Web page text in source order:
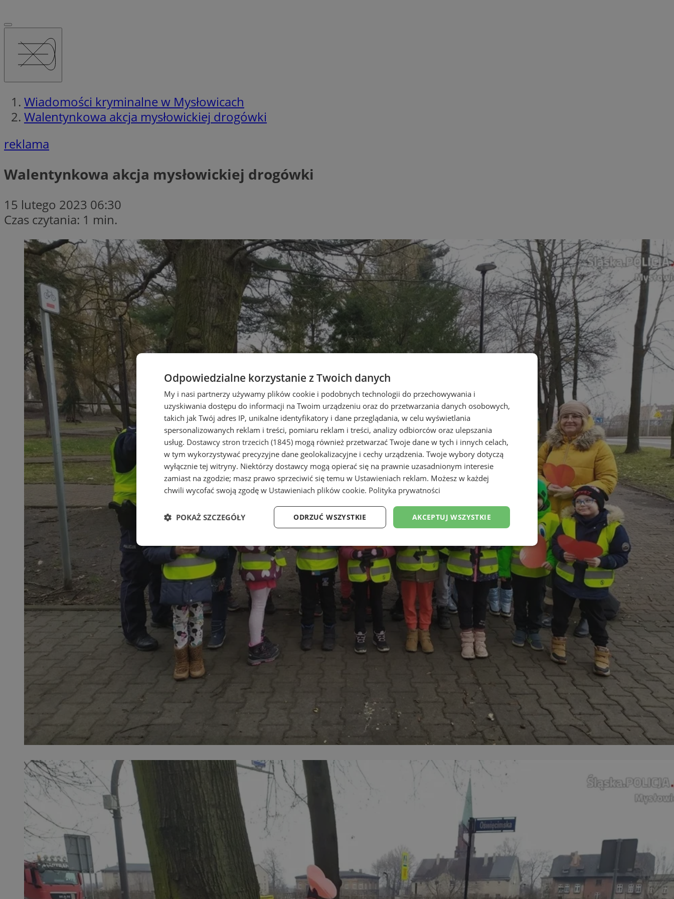
Wiadomości kryminalne w Mysłowicach
Walentynkowa akcja mysłowickiej drogówki
reklama
Walentynkowa akcja mysłowickiej drogówki
15 lutego 2023 06:30
Czas czytania: 1 min.
Odpowiedzialne korzystanie z Twoich danych
My i nasi partnerzy używamy plików cookie i podobnych technologii do przechowywania i
uzyskiwania dostępu do informacji na Twoim urządzeniu oraz do przetwarzania danych osobowych,
takich jak Twój adres IP, unikalne identyfikatory i dane przeglądania, w celu wyświetlania
spersonalizowanych reklam i treści, pomiaru reklam i treści, analizy odbiorców oraz ulepszania
usług. Dostawcy stron trzecich (1845) mogą również przetwarzać Twoje dane w tych i innych celach,
w tym wykorzystywać precyzyjne dane geolokalizacyjne i cechy urządzenia. Twoje wybory dotyczą
wyłącznie tej witryny. Niektórzy dostawcy mogą opierać się na prawnie uzasadnionym interesie
zamiast na zgodzie; masz prawo sprzeciwić się temu w Ustawieniach reklam. Możesz w każdej
chwili wycofać swoją zgodę w Ustawieniach plików cookie. Polityka prywatności
AKCEPTUJ WSZYSTKIE
ODRZUĆ WSZYSTKIE
POKAŻ SZCZEGÓŁY
Niezbędne Wydajność Targetowanie Funkcjonalność Niesklasyfikowane
Wydajność Niesklasyfikowane
Niezbędne pliki cookie umożliwiają korzystanie z podstawowych funkcji strony internetowej, takich jak logowanie użytkownika i
zarządzanie kontem. Bez niezbędnych plików cookie nie można prawidłowo korzystać ze strony internetowej.
Nazwa Provider
SessID
Ten plik cookie przechowuje identyfikator sesji.
Ten plik cookie przechowuje identyfikator sesji.
MvSessID
m-ce.pl 1 rok
Ten plik cookie przechowuje identyfikator sesji.
.rfihub.com
Ten plik cookie jest używany do przechowywania
zgody użytkownika w odniesieniu do usług
śledzenia. Zazwyczaj rejestruje, czy użytkownik
zdecydował się na usługi śledzenia lub reklamy.
li_gc
LinkedIn
Corporation
.linkedin.com
5 miesięcy 4
tygodnie
Służy do przechowywania zgody gościa na
używanie plików cookie do innych celów
Simplifi Holdings
.simpli.fi
1 rok
Do przechowywania unikalnego identyfikatora
NGINX Inc.
bh.contextweb.com
Sesja
Rejestruje, który klaster serwerów obsługuje
równoważenia obciążenia w celu optymalizacji
CookieScriptConsent
m-ce.pl
1 rok
Ten plik cookie jest używany przez usługę Cookie-
Script.com do zapamiętywania preferencji
dotyczących zgody użytkownika na pliki cookie.
Jest to konieczne, aby baner cookie Cookie-
Script.com działał poprawnie.
Google Privacy Policy